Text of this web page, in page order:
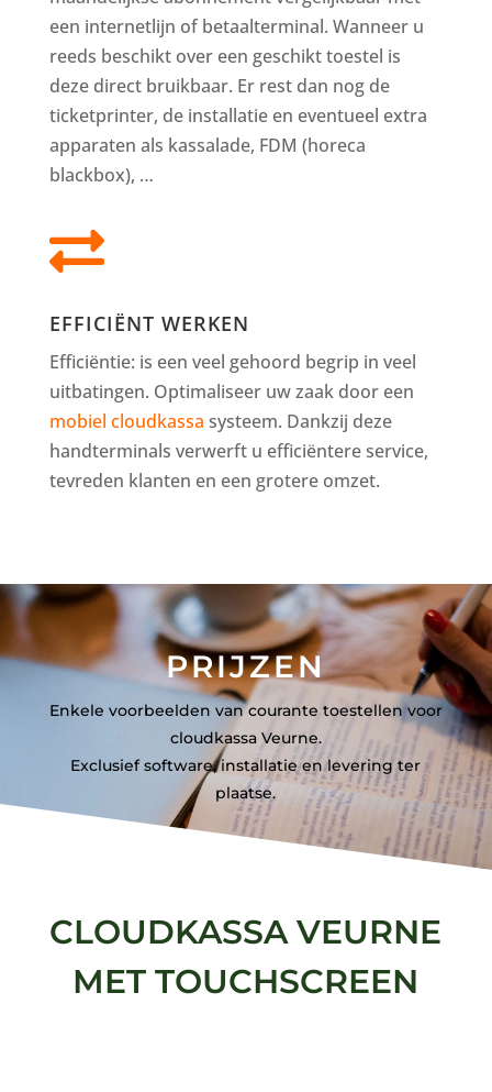
een internetlijn of betaalterminal. Wanneer u
reeds beschikt over een geschikt toestel is
deze direct bruikbaar. Er rest dan nog de
ticketprinter, de installatie en eventueel extra
apparaten als kassalade, FDM (horeca
blackbox), …

EFFICIËNT WERKEN
Efficiëntie: is een veel gehoord begrip in veel
uitbatingen. Optimaliseer uw zaak door een
mobiel cloudkassa systeem. Dankzij deze
handterminals verwerft u efficiëntere service,
tevreden klanten en een grotere omzet.
PRIJZEN
Enkele voorbeelden van courante toestellen voor
cloudkassa Veurne.
Exclusief software, installatie en levering ter
plaatse.
CLOUDKASSA VEURNE
MET TOUCHSCREEN